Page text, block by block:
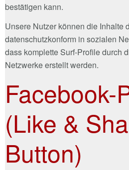
bestätigen kann.
Unsere Nutzer können die Inhalte
datenschutzkonform in sozialen
dass komplette Surf-Profile durch
Netzwerke erstellt werden.
Facebook-
(Like &
Button)